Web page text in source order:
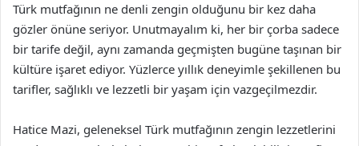
Türk mutfağının ne denli zengin olduğunu bir kez daha
gözler önüne seriyor. Unutmayalım ki, her bir çorba sadece
bir tarife değil, aynı zamanda geçmişten bugüne taşınan bir
kültüre işaret ediyor. Yüzlerce yıllık deneyimle şekillenen bu
tarifler, sağlıklı ve lezzetli bir yaşam için vazgeçilmezdir.
Hatice Mazi, geleneksel Türk mutfağının zengin lezzetlerini